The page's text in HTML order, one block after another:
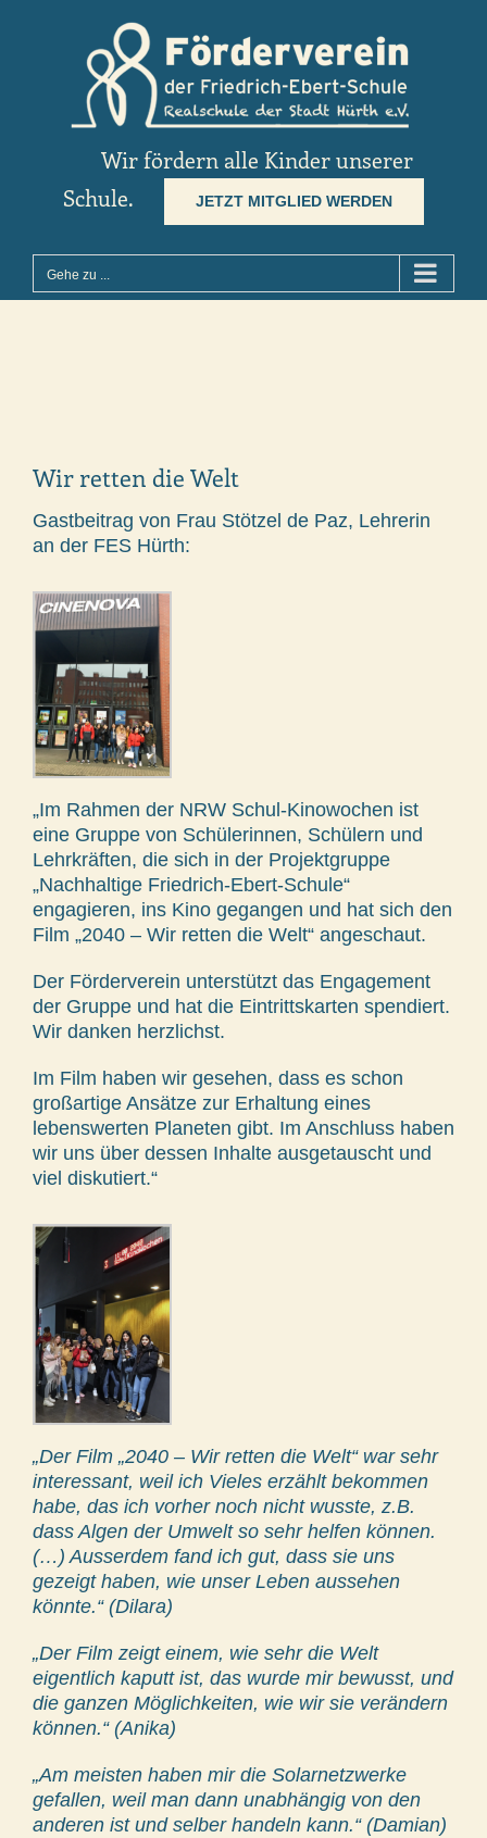
Wir fördern alle Kinder unserer
Schule.
JETZT MITGLIED WERDEN
Gehe zu ...
Wir retten die Welt
Gastbeitrag von Frau Stötzel de Paz, Lehrerin
an der FES Hürth:
„Im Rahmen der NRW Schul-Kinowochen ist
eine Gruppe von Schülerinnen, Schülern und
Lehrkräften, die sich in der Projektgruppe
„Nachhaltige Friedrich-Ebert-Schule“
engagieren, ins Kino gegangen und hat sich den
Film „2040 – Wir retten die Welt“ angeschaut.
Der Förderverein unterstützt das Engagement
der Gruppe und hat die Eintrittskarten spendiert.
Wir danken herzlichst.
Im Film haben wir gesehen, dass es schon
großartige Ansätze zur Erhaltung eines
lebenswerten Planeten gibt. Im Anschluss haben
wir uns über dessen Inhalte ausgetauscht und
viel diskutiert.“
„Der Film „2040 – Wir retten die Welt“ war sehr
interessant, weil ich Vieles erzählt bekommen
habe, das ich vorher noch nicht wusste, z.B.
dass Algen der Umwelt so sehr helfen können.
(…) Ausserdem fand ich gut, dass sie uns
gezeigt haben, wie unser Leben aussehen
könnte.“ (Dilara)
„Der Film zeigt einem, wie sehr die Welt
eigentlich kaputt ist, das wurde mir bewusst, und
die ganzen Möglichkeiten, wie wir sie verändern
können.“ (Anika)
„Am meisten haben mir die Solarnetzwerke
gefallen, weil man dann unabhängig von den
anderen ist und selber handeln kann.“ (Damian)